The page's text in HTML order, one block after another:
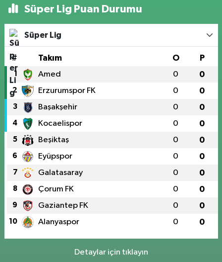
Süper Lig Puan Durumu
Süper Lig
# Takım O P
1 Amed 0 0
2 Erzurumspor FK 0 0
3 Başakşehir 0 0
4 Kocaelispor 0 0
5 Beşiktaş 0 0
6 Eyüpspor 0 0
7 Galatasaray 0 0
8 Çorum FK 0 0
9 Gaziantep FK 0 0
10 Alanyaspor 0 0
Detaylar için tıklayın